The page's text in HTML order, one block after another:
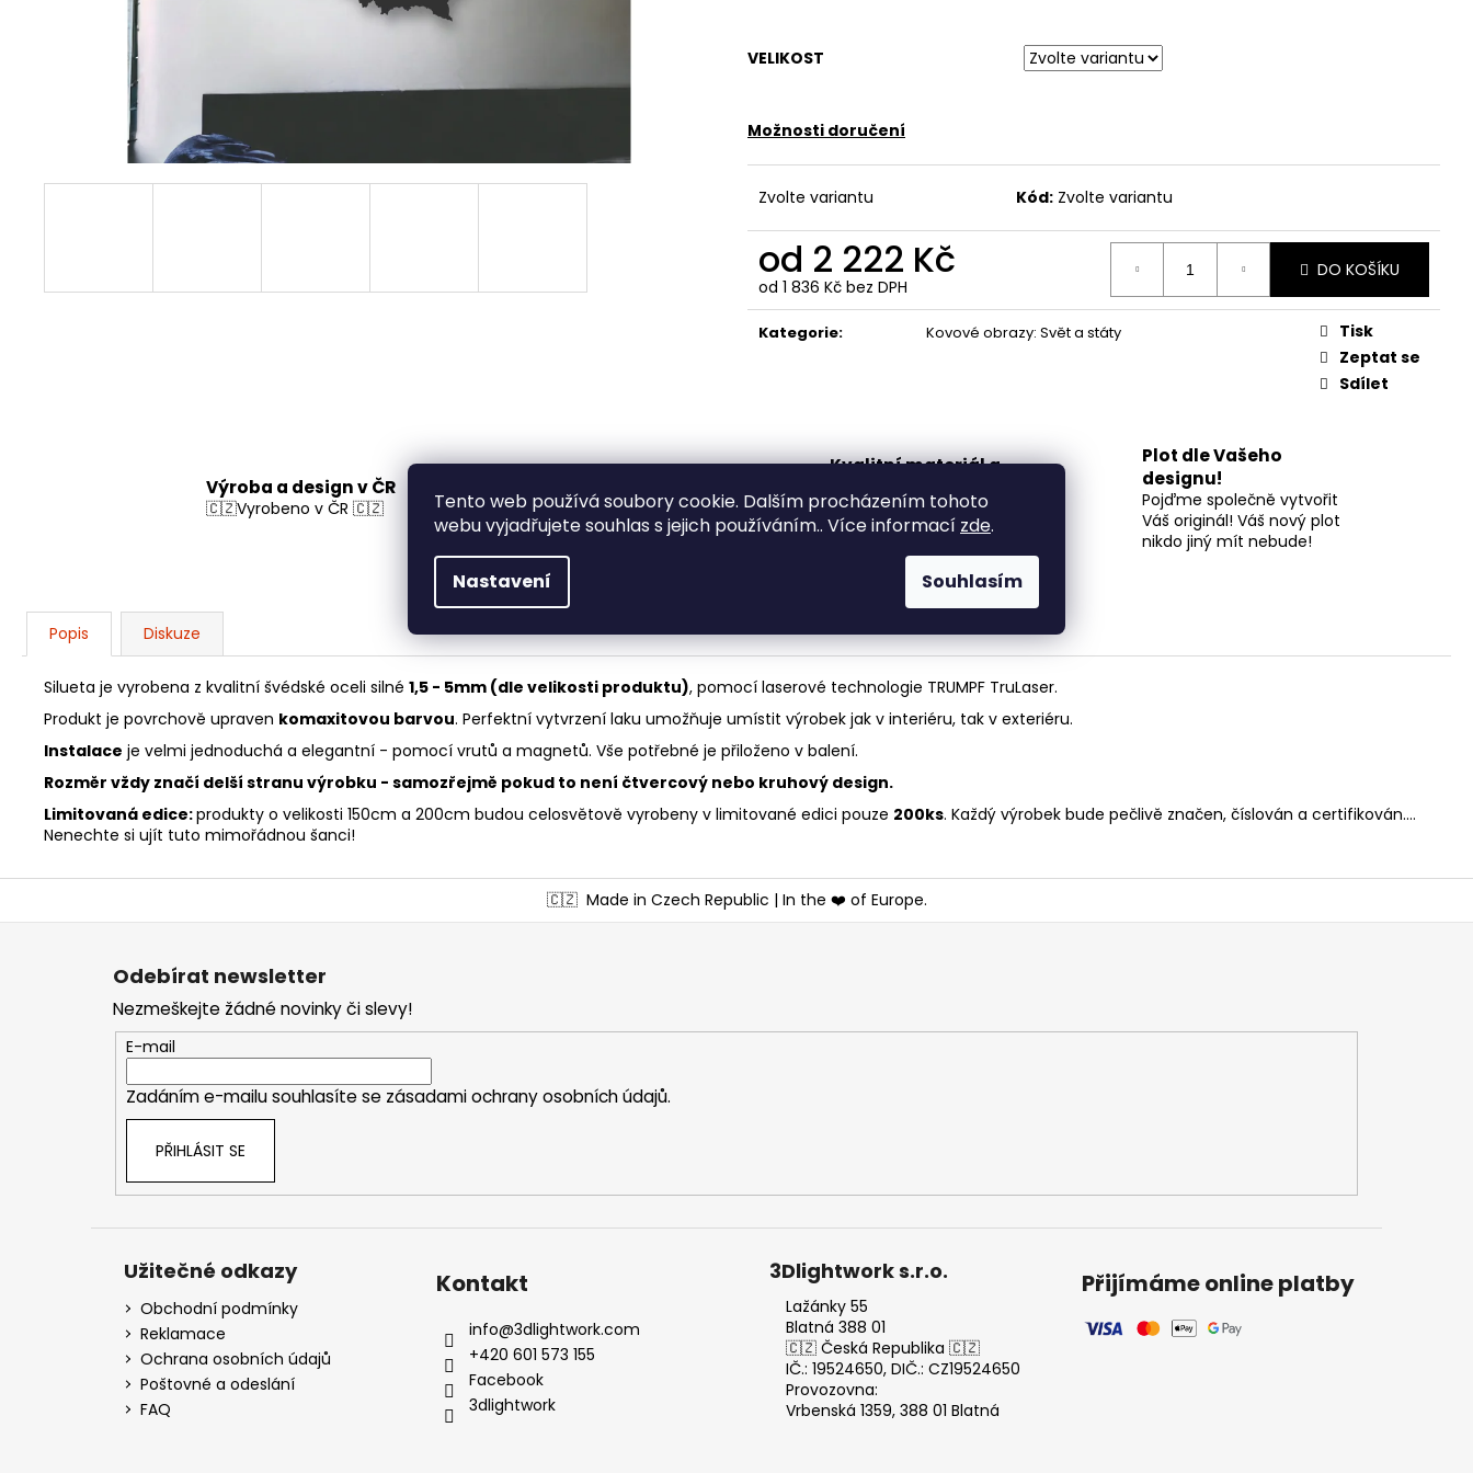
Tento web používá soubory cookie. Dalším procházením tohoto
webu vyjadřujete souhlas s jejich používáním.. Více informací zde.
Nastavení Souhlasím
VELIKOST
Možnosti doručení
Zvolte variantu Kód: Zvolte variantu
od 2 222 Kč
od 1 836 Kč bez DPH
Měrná
cena:
DO KOŠÍKU
Kategorie: Kovové obrazy: Svět a státy
Tisk
Zeptat se
Sdílet
Výroba a design v ČR
🇨🇿Vyrobeno v ČR 🇨🇿
Výroba přesně dle Vašich
požadavků a přání.
Kvalitní materiál a
řemeslo!
Moderní technologie a 18
let zkušeností!
Plot dle Vašeho
designu!
Pojďme společně vytvořit
Váš originál! Váš nový plot
nikdo jiný mít nebude!
Popis Diskuze
Silueta je vyrobena z kvalitní švédské oceli silné 1,5 - 5mm (dle velikosti produktu), pomocí laserové technologie TRUMPF TruLaser.
Produkt je povrchově upraven komaxitovou barvou. Perfektní vytvrzení laku umožňuje umístit výrobek jak v interiéru, tak v exteriéru.
Instalace je velmi jednoduchá a elegantní - pomocí vrutů a magnetů. Vše potřebné je přiloženo v balení.
Rozměr vždy značí delší stranu výrobku - samozřejmě pokud to není čtvercový nebo kruhový design.
Limitovaná edice:produkty o velikosti 150cm a 200cm budou celosvětově vyrobeny v limitované edici pouze 200ks. Každý výrobek bude pečlivě značen, číslován a certifikován....
Nenechte si ujít tuto mimořádnou šanci!
Z
á
🇨🇿 Made in Czech Republic | In the ❤️ of Europe.
Odebírat newsletter
Nezmeškejte žádné novinky či slevy!
E-mail
Zadáním e-mailu souhlasíte se zásadami ochrany osobních údajů.
PŘIHLÁSIT SE
Užitečné odkazy
Obchodní podmínky
Reklamace
Ochrana osobních údajů
Poštovné a odeslání
FAQ
Kontakt
info@3dlightwork.com
+420 601 573 155
Facebook
3dlightwork
3Dlightwork s.r.o.
Lažánky 55
Blatná 388 01
🇨🇿 Česká Republika 🇨🇿
IČ.: 19524650, DIČ.: CZ19524650
Provozovna:
Vrbenská 1359, 388 01 Blatná
Přijímáme online platby